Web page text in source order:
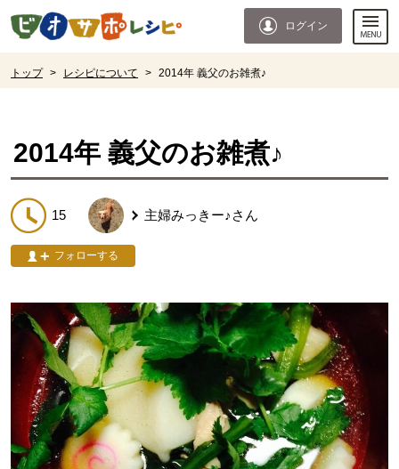
ページの先頭です。
ログイン
トップ > レシピについて > 2014年 義父のお雑煮♪
2014年 義父のお雑煮♪
15 主婦みっきー♪ さん
フォローする